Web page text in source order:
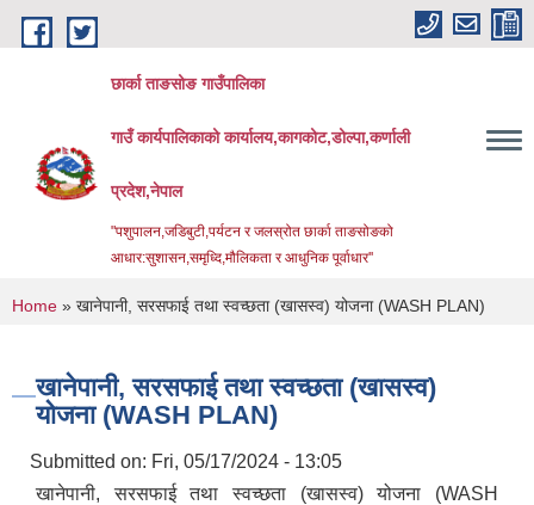
Skip to main content
छार्का ताङसोङ गाउँपालिका
गाउँ कार्यपालिकाको कार्यालय,कागकोट,डोल्पा,कर्णाली
प्रदेश,नेपाल
"पशुपालन,जडिबुटी,पर्यटन र जलस्रोत छार्का ताङसोङको
आधार:सुशासन,समृध्दि,मौलिकता र आधुनिक पूर्वाधार''
You are here
Home » खानेपानी, सरसफाई तथा स्वच्छता (खासस्व) योजना (WASH PLAN)
खानेपानी, सरसफाई तथा स्वच्छता (खासस्व)
योजना (WASH PLAN)
Submitted on: Fri, 05/17/2024 - 13:05
खानेपानी, सरसफाई तथा स्वच्छता (खासस्व) योजना (WASH